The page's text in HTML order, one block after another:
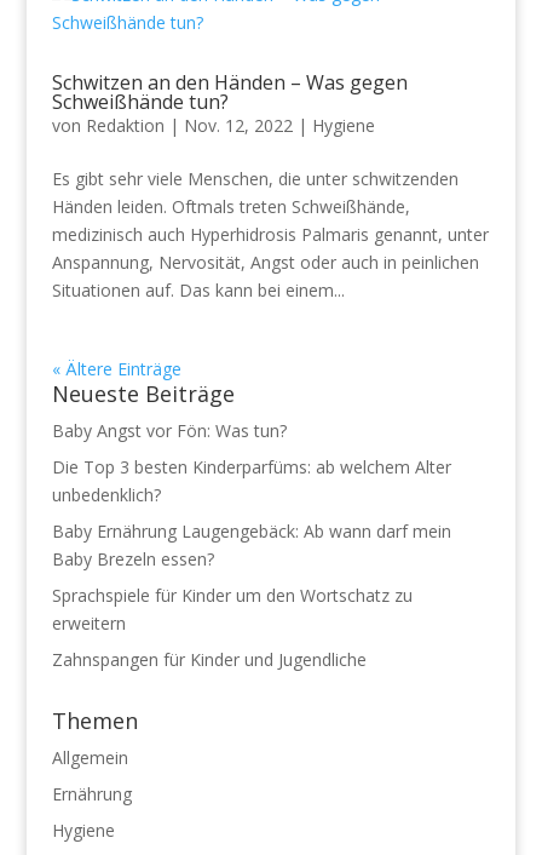
Schwitzen an den Händen – Was gegen
Schweißhände tun?
von Redaktion | Nov. 12, 2022| Hygiene
Es gibt sehr viele Menschen, die unter schwitzenden
Händen leiden. Oftmals treten Schweißhände,
medizinisch auch Hyperhidrosis Palmaris genannt, unter
Anspannung, Nervosität, Angst oder auch in peinlichen
Situationen auf. Das kann bei einem...
« Ältere Einträge
Neueste Beiträge
Baby Angst vor Fön: Was tun?
Die Top 3 besten Kinderparfüms: ab welchem Alter
unbedenklich?
Baby Ernährung Laugengebäck: Ab wann darf mein
Baby Brezeln essen?
Sprachspiele für Kinder um den Wortschatz zu
erweitern
Zahnspangen für Kinder und Jugendliche
Themen
Allgemein
Ernährung
Hygiene